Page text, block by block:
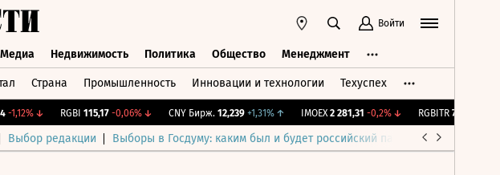
Войти
Медиа Недвижимость Политика Общество Менеджмент
Страна Промышленность Инновации и технологии Техуспех
-1,12%↓ RGBI 115,17 -0,06%↓ CNY Бирж. 12,239 +1,31%↑ IMOEX 2 281,31 -0,2%↓ RGBITR 775,48
Выбор редакции Выборы в Госдуму: каким был и будет российский парламент